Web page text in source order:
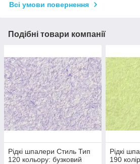
Всі умови повернення
Подібні товари компанії
Рідкі шпалери Стиль Тип
120 кольору: бузковий
Рідкі
190